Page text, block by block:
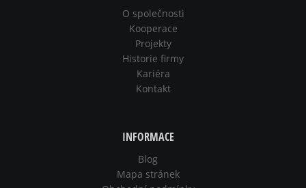
O společnosti
Kooperace
Projekty
Historie firmy
Kariéra
Kontakt
INFORMACE
Blog
Mapa stránek